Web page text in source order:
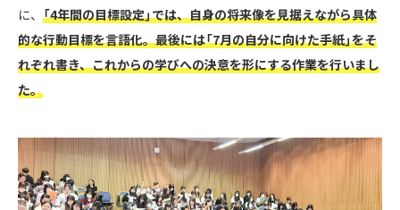
に、 「4年間の目標設定」では、自身の将来像を見据えながら具体
的な行動目標を言語化。最後には「7月の自分に向けた手紙」をそ
れぞれ書き、これからの学びへの決意を形にする作業を行いまし
た。